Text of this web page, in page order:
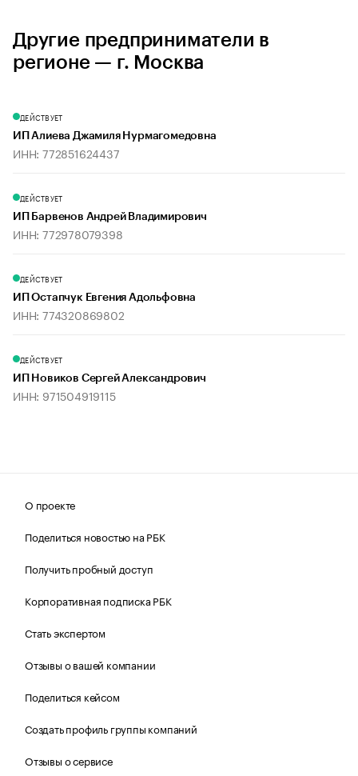
Другие предприниматели в
регионе — г. Москва
ДЕЙСТВУЕТ
ИП Алиева Джамиля Нурмагомедовна
ИНН: 772851624437
ДЕЙСТВУЕТ
ИП Барвенов Андрей Владимирович
ИНН: 772978079398
ДЕЙСТВУЕТ
ИП Остапчук Евгения Адольфовна
ИНН: 774320869802
ДЕЙСТВУЕТ
ИП Новиков Сергей Александрович
ИНН: 971504919115
О проекте
Поделиться новостью на РБК
Получить пробный доступ
Корпоративная подписка РБК
Стать экспертом
Отзывы о вашей компании
Поделиться кейсом
Создать профиль группы компаний
Отзывы о сервисе